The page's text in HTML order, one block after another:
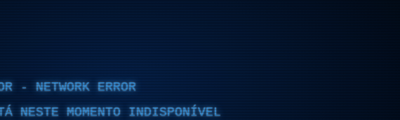
- NETWORK ERROR
NESTE MOMENTO INDISPONÍVEL